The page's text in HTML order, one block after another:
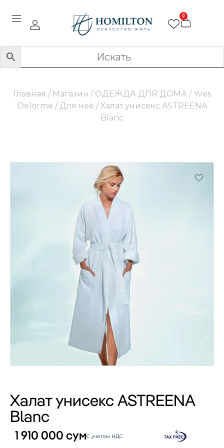
0
Главная / Магазин / ОДЕЖДА ДЛЯ ДОМА/ Yves
Delorme / Для неё / Халат унисекс ASTREENA
Blanc
Халат унисекс ASTREENA
Blanc
1 910 000 сумС учетом НДС